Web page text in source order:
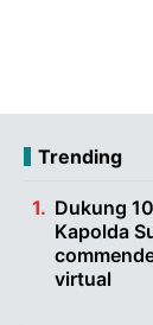
Trending
Dukung
Kapolda
virtual